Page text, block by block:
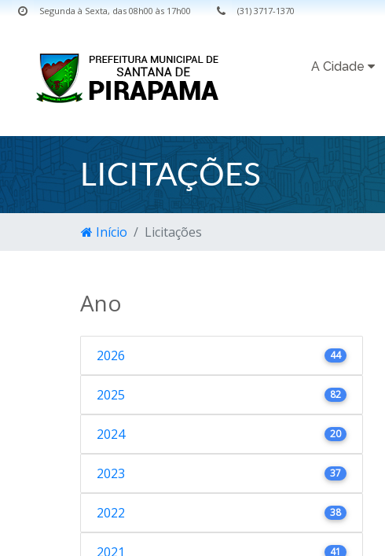
Segunda à Sexta, das 08h00 às 17h00 (31) 3717-1370
A Cidade
LICITAÇÕES
Início Licitações
Ano
2026 44
2025 82
2024 20
2023 37
2022 38
2021 41